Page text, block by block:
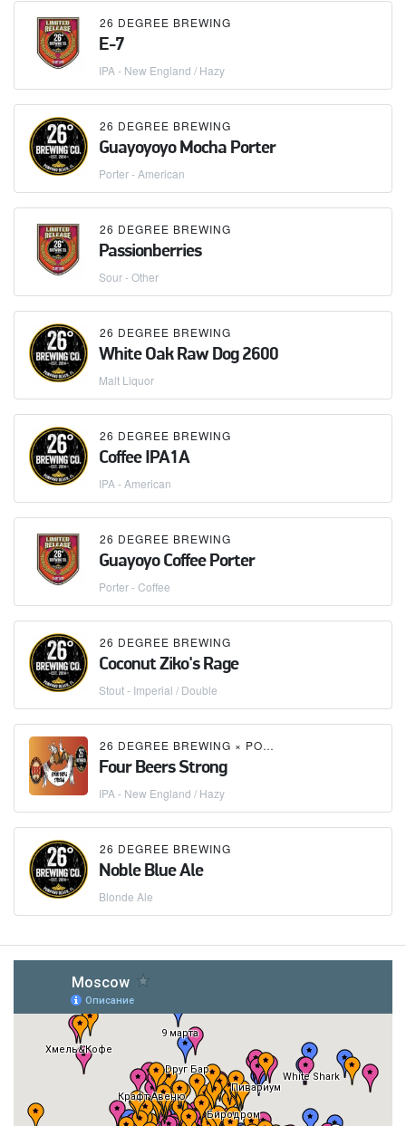
26 DEGREE BREWING
E-7
IPA - New England / Hazy
26 DEGREE BREWING
Guayoyoyo Mocha Porter
Porter - American
26 DEGREE BREWING
Passionberries
Sour - Other
26 DEGREE BREWING
White Oak Raw Dog 2600
Malt Liquor
26 DEGREE BREWING
Coffee IPA1A
IPA - American
26 DEGREE BREWING
Guayoyo Coffee Porter
Porter - Coffee
26 DEGREE BREWING
Coconut Ziko's Rage
Stout - Imperial / Double
26 DEGREE BREWING × POMPANO BEACH BREWING COMPANY
Four Beers Strong
IPA - New England / Hazy
26 DEGREE BREWING
Noble Blue Ale
Blonde Ale